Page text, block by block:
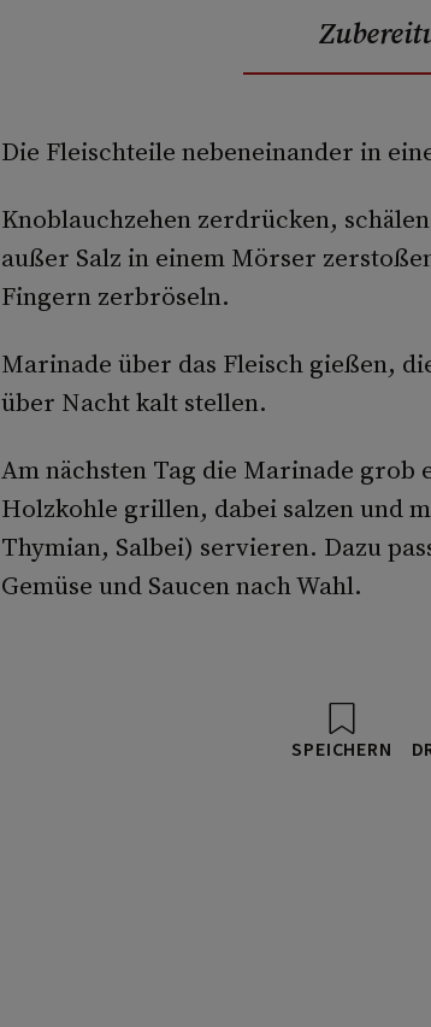
Die Fleischteile nebeneinander in
Knoblauchzehen zerdrücken,
außer Salz in einem Mörser
Fingern zerbröseln.
Marinade über das Fleisch gießen,
über Nacht kalt stellen.
Am nächsten Tag die Marinade grob
Holzkohle grillen, dabei salzen und
Thymian, Salbei) servieren. Dazu
Gemüse und Saucen nach Wahl.
SPEICHERN